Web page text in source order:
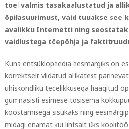
toel valmis tasakaalustatud ja
õpilasuurimust, vaid tuuakse see
avalikku Internetti ning
vaidlustega tõepõhja ja
Kuna entsüklopeedia eesmärgiks on
korrektselt viidatud allikatest
ühiskondliku tegelikkusega haagitud
gümnasisti esimese tõsisema
koostamisega sisukaks ning
midagi enamat kui lihtsalt üks